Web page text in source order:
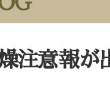
注意報が